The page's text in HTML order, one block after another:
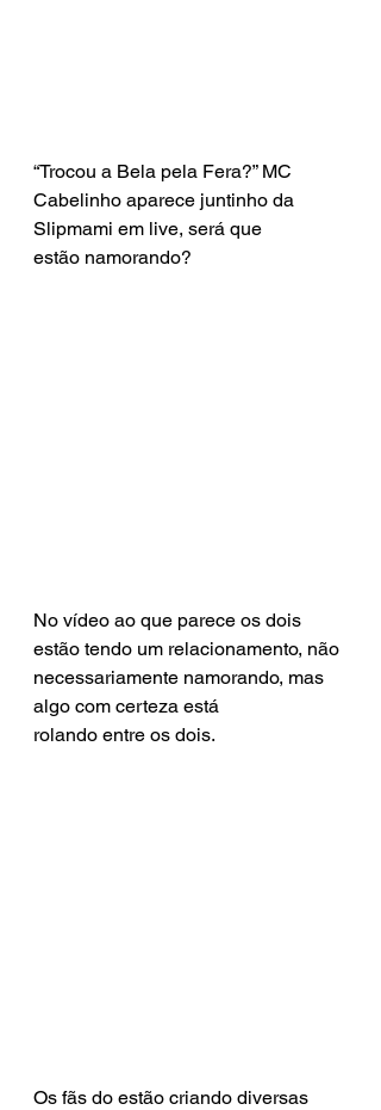
“Trocou a Bela pela Fera?” MC
Cabelinho aparece juntinho da
Slipmami em live, será que
estão namorando?
No vídeo ao que parece os dois
estão tendo um relacionamento, não
necessariamente namorando, mas
algo com certeza está
rolando entre os dois.
Os fãs do estão criando diversas